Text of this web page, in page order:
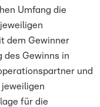
Umfang die
dem Gewinner
des Gewinns in
und
für die